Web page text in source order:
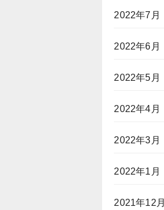
2022年7月
2022年6月
2022年5月
2022年4月
2022年3月
2022年1月
2021年12月